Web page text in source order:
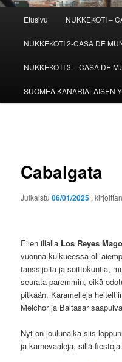
Etusivu NUKKEKOTI –
NUKKEKOTI 2-CASA DE
NUKKEKOTI 3 – CASA DE
SUOMEA KANARIALAISEN
Cabalgata
Julkaistu06/01/2025 ,
Eilen illalla Los Reyes
vuonna kulkueessa oli
tanssijoita ja soittokuntia,
seurata paremmin, eikä
pitkään. Karamelleja
Melchor ja Baltasar
Nyt on joulunaika siis
ja karnevaaleja, sillä